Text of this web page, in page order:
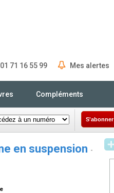
71 16 55 99 Mes alertes
Compléments
S'abonner
en suspension -